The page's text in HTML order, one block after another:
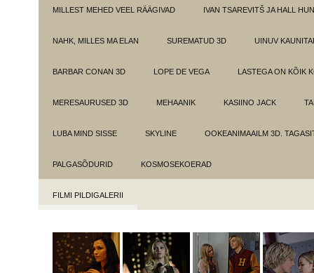
MILLEST MEHED VEEL RÄÄGIVAD IVAN TSAREVITŠ JA HALL
NAHK, MILLES MA ELAN SUREMATUD 3D UINUV
BARBAR CONAN 3D LOPE DE VEGA LASTEGA ON KÕIK
MERESAURUSED 3D MEHAANIK KASIINO JACK
LUBA MIND SISSE SKYLINE OOKEANIMAAILM 3D.
PALGASÕDURID KOSMOSEKOERAD
FILMI PILDIGALERII